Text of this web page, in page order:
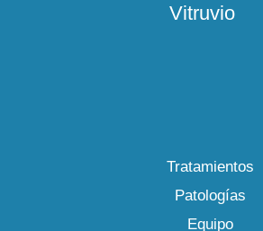
Vitruvio
Tratamientos
Patologías
Equipo